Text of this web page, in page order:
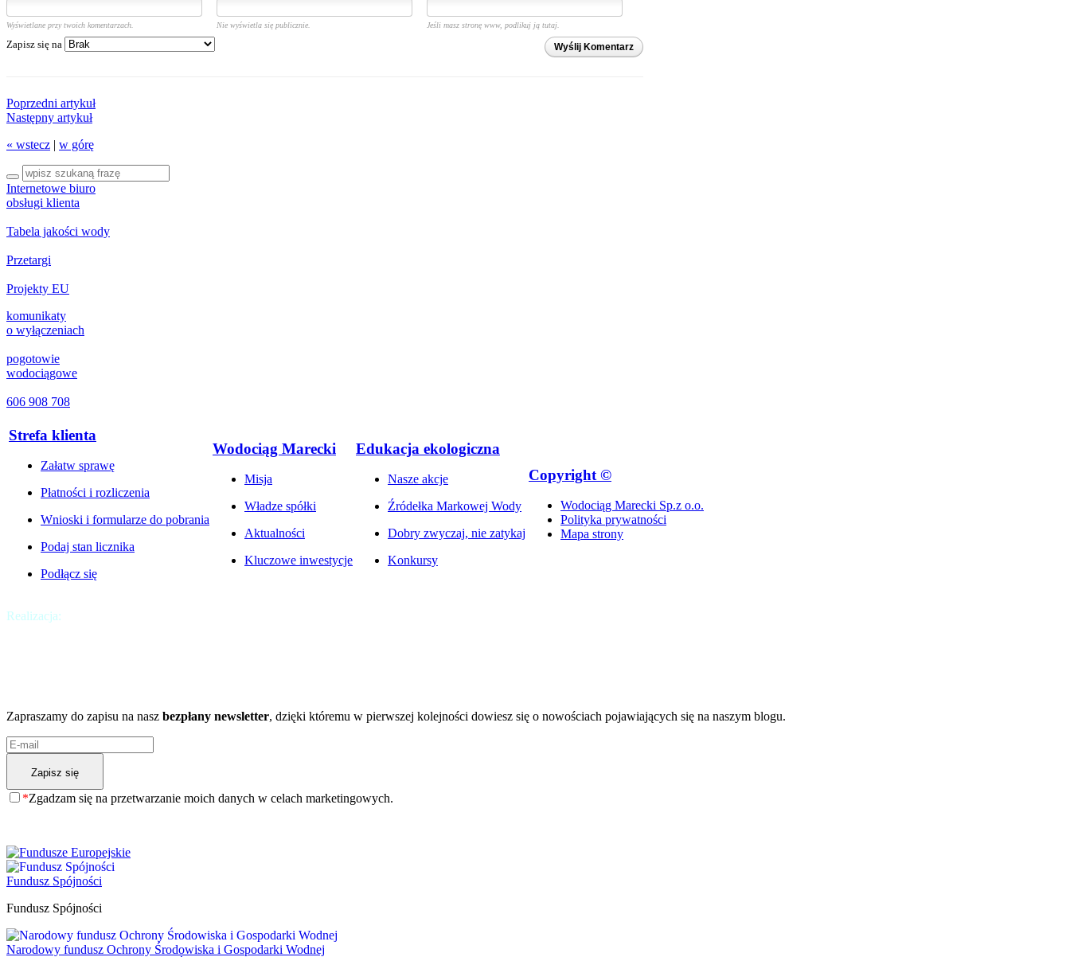
Wyświetlane przy twoich komentarzach. Nie wyświetla się publicznie. Jeśli masz stronę www, podlikuj ją tutaj.
Wyślij Komentarz
Zapisz się na
Poprzedni artykuł
Następny artykuł
« wstecz | w górę
Internetowe biuro
obsługi klienta
Tabela jakości wody
Przetargi
Projekty EU
komunikaty
o wyłączeniach
pogotowie
wodociągowe
606 908 708
Strefa klienta
Załatw sprawę
Płatności i rozliczenia
Wnioski i formularze do pobrania
Podaj stan licznika
Podłącz się
Wodociąg Marecki
Misja
Władze spółki
Aktualności
Kluczowe inwestycje
Edukacja ekologiczna
Nasze akcje
Źródełka Markowej Wody
Dobry zwyczaj, nie zatykaj
Konkursy
Copyright ©
Wodociąg Marecki Sp.z o.o.
Polityka prywatności
Mapa strony
Realizacja:
Zapraszamy do zapisu na nasz bezpłany newsletter, dzięki któremu w pierwszej kolejności dowiesz się o nowościach pojawiających się na naszym blogu.
*Zgadzam się na przetwarzanie moich danych w celach marketingowych.
Fundusz Spójności
Fundusz Spójności
Narodowy fundusz Ochrony Środowiska i Gospodarki Wodnej